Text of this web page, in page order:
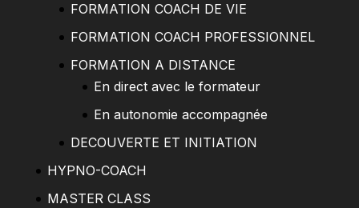
FORMATION COACH DE VIE
FORMATION COACH PROFESSIONNEL
FORMATION A DISTANCE
En direct avec le formateur
En autonomie accompagnée
DECOUVERTE ET INITIATION
HYPNO-COACH
MASTER CLASS